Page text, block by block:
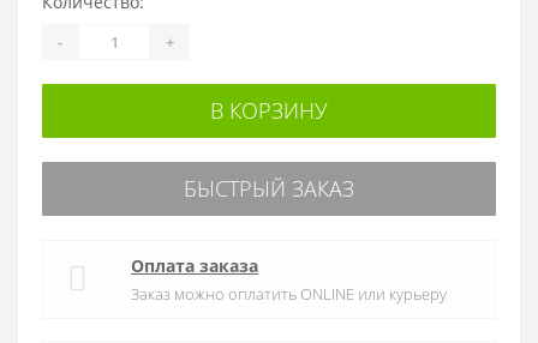
- +
В КОРЗИНУ
БЫСТРЫЙ ЗАКАЗ
Оплата заказа
Заказ можно оплатить ONLINE или курьеру